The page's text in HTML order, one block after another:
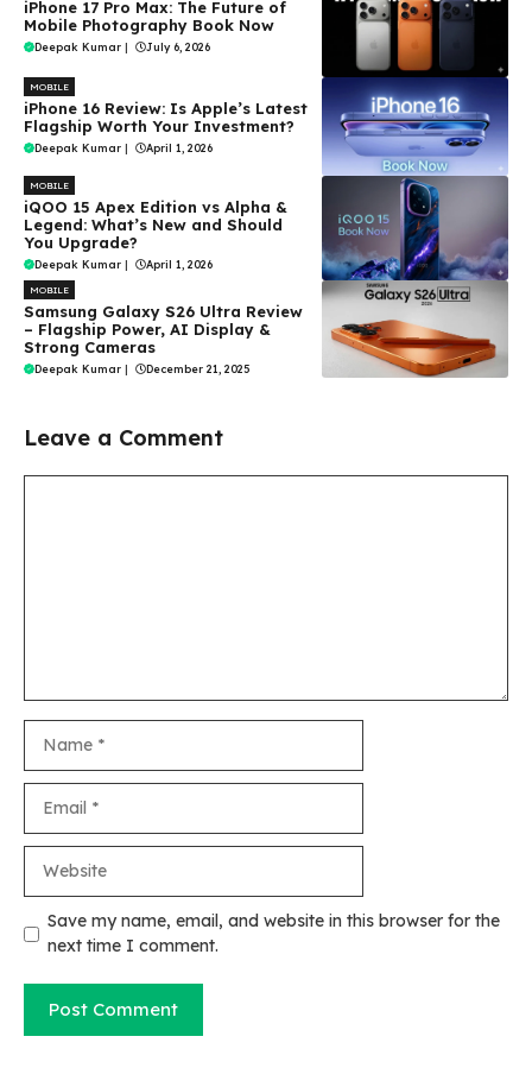
iPhone 17 Pro Max: The Future of
Mobile Photography Book Now
Deepak Kumar July 6, 2026
MOBILE
iPhone 16 Review: Is Apple’s Latest
Flagship Worth Your Investment?
Deepak Kumar | April 1, 2026
MOBILE
iQOO 15 Apex Edition vs Alpha &
Legend: What’s New and Should
You Upgrade?
Deepak Kumar | April 1, 2026
MOBILE
Samsung Galaxy S26 Ultra Review
– Flagship Power, AI Display &
Strong Cameras
Deepak Kumar | December 21, 2025
Leave a Comment
Save my name, email, and website in this browser for the
next time I comment.